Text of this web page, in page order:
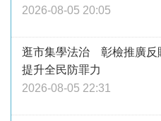
2026-08-05 20:05
逛市集學法治 彰檢推廣
提升全民防罪力
2026-08-05 22:31